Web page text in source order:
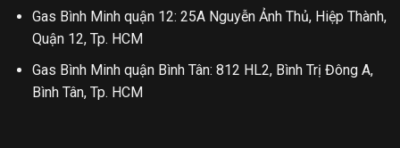
Gas Bình Minh quận 12: 25A Nguyễn Ảnh Thủ, Hiệp Thành,
Quận 12, Tp. HCM
Gas Bình Minh quận Bình Tân: 812 HL2, Bình Trị Đông A,
Bình Tân, Tp. HCM